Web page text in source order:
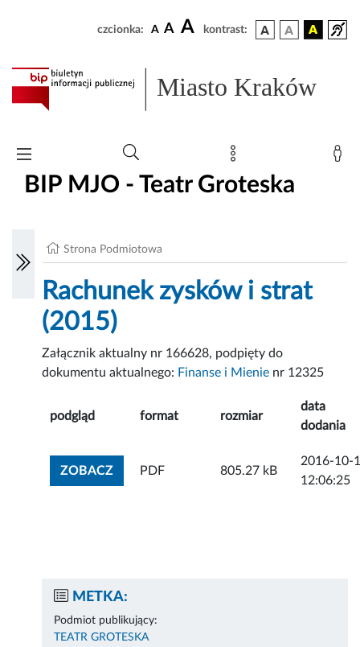
czcionka: A A A kontrast:
Miasto Kraków
BIP MJO - Teatr Groteska
Strona Podmiotowa
Rachunek zysków i strat
(2015)
Załącznik aktualny nr 166628, podpięty do
dokumentu aktualnego: Finanse i Mienie nr 12325
podgląd format rozmiar
data
dodania
ZOBACZZOBACZ ZAŁĄCZNIK
PDF 805.27 kB
2016-10-
12:06:25
METKA:
Podmiot publikujący:
TEATR GROTESKA